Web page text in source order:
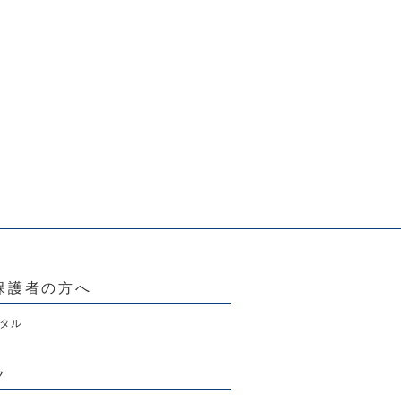
護者の方へ
ル